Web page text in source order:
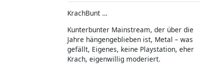
KrachBunt …
Kunterbunter Mainstream, der über die
Jahre hängengeblieben ist, Metal – was
gefällt, Eigenes, keine Playstation, eher
Krach, eigenwillig moderiert.